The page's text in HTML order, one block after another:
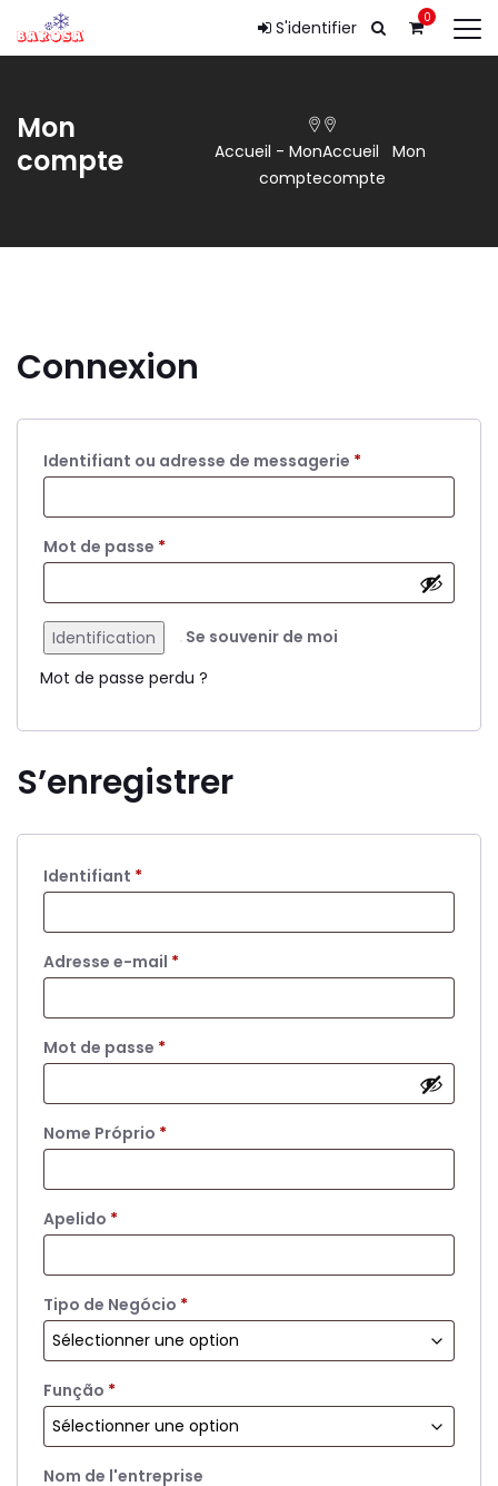
S'identifier 0
Mon
compte
Accueil -Mon
compte
Accueil
Mon
compte
Connexion
Identifiant ou adresse de messagerie *
Mot de passe *
Se souvenir de moi
Identification
Mot de passe perdu ?
S’enregistrer
Identifiant *
Adresse e-mail *
Mot de passe *
Nome Próprio *
Apelido *
Tipo de Negócio *
Função *
Nom de l'entreprise